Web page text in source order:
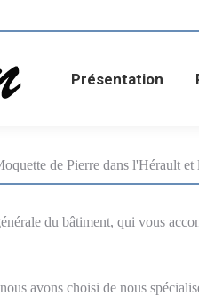
Présentation
de Pierre dans l'Hérault
du bâtiment, qui vous
avons choisi de nous
Réalisations